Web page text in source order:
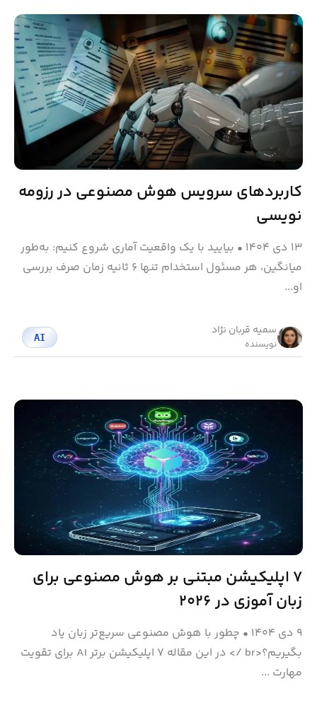
کاربردهای سرویس هوش مصنوعی در رزومه
نویسی
۱۳ دی ۱۴۰۴ • بیایید با یک واقعیت آماری شروع کنیم: به‌طور
میانگین، هر مسئول استخدام تنها ۶ ثانیه زمان صرف بررسی
او...
سمیه قربان نژاد
نویسنده
AI
۷ اپلیکیشن مبتنی بر هوش مصنوعی برای
زبان آموزی در ۲۰۲۶
۹ دی ۱۴۰۴ • چطور با هوش مصنوعی سریع‌تر زبان یاد
بگیریم؟<br /> در این مقاله ۷ اپلیکیشن برتر AI برای تقویت
مهارت ...